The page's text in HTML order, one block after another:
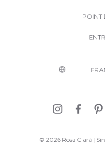
POINT
© 2026 Rosa Clará |